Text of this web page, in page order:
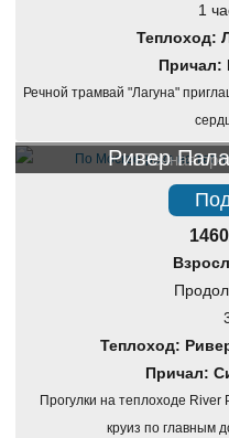
1
Теплоход:
Причал:
Речной трамвай "Лагуна"
Речная
Ривер
Теплоход:
Причал:
Прогулки на теплоходе
круиз по главным